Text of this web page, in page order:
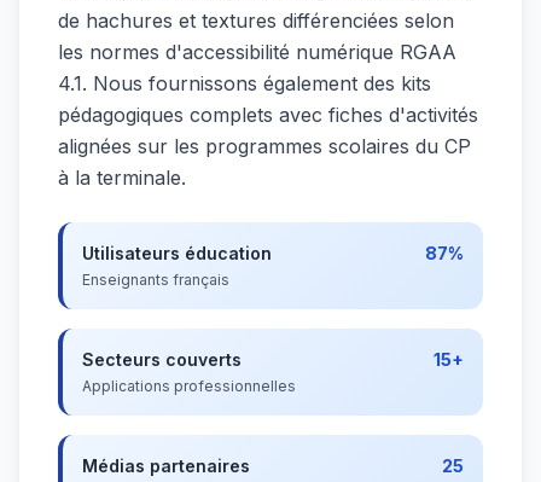
de hachures et textures différenciées selon
les normes d'accessibilité numérique RGAA
4.1. Nous fournissons également des kits
pédagogiques complets avec fiches d'activités
alignées sur les programmes scolaires du CP
à la terminale.
Utilisateurs éducation 87%
Enseignants français
Secteurs couverts 15+
Applications professionnelles
Médias partenaires 25